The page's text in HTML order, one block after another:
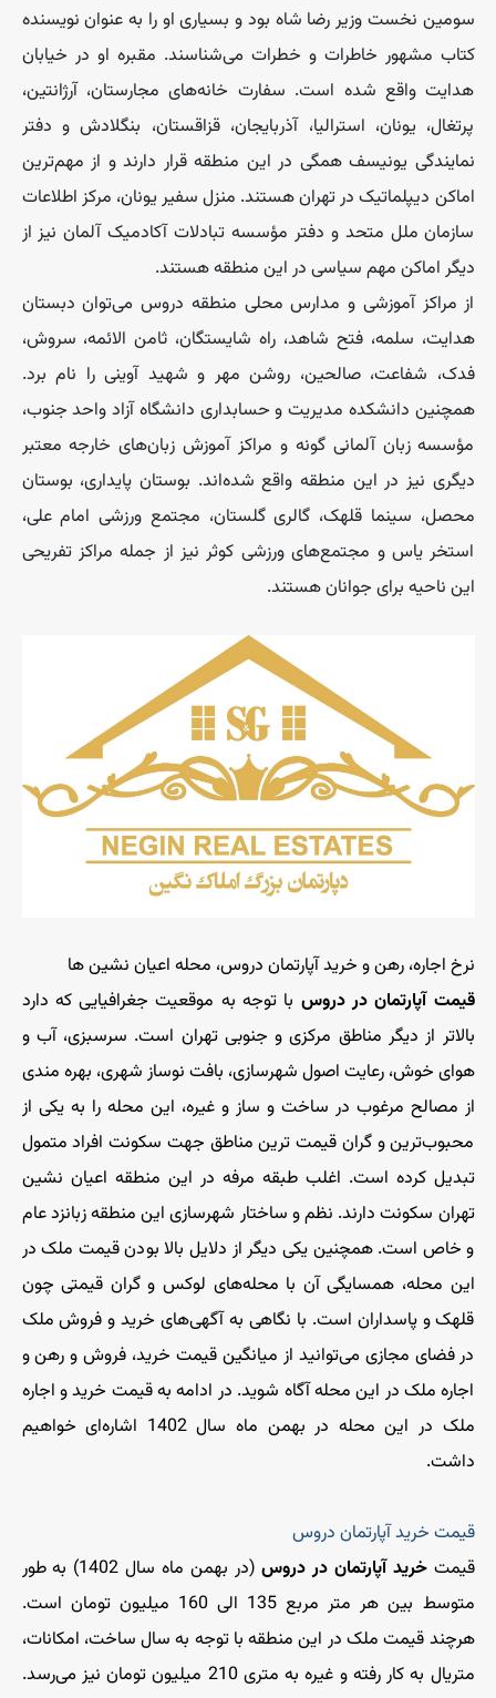
سومین نخست وزیر رضا شاه بود و بسیاری او را به عنوان نویسنده
کتاب مشهور خاطرات و خطرات می‌شناسند. مقبره او در خیابان
هدایت واقع شده است. سفارت خانه‌های مجارستان، آرژانتین،
پرتغال، یونان، استرالیا، آذربایجان، قزاقستان، بنگلادش و دفتر
نمایندگی یونیسف همگی در این منطقه قرار دارند و از مهم‌ترین
اماکن دیپلماتیک در تهران هستند. منزل سفیر یونان، مرکز اطلاعات
سازمان ملل متحد و دفتر مؤسسه تبادلات آکادمیک آلمان نیز از
دیگر اماکن مهم سیاسی در این منطقه هستند.
از مراکز آموزشی و مدارس محلی منطقه دروس می‌توان دبستان
هدایت، سلمه، فتح شاهد، راه شایستگان، ثامن الائمه، سروش،
فدک، شفاعت، صالحین، روشن مهر و شهید آوینی را نام برد.
همچنین دانشکده مدیریت و حسابداری دانشگاه آزاد واحد جنوب،
مؤسسه زبان آلمانی گونه و مراکز آموزش زبان‌های خارجه معتبر
دیگری نیز در این منطقه واقع شده‌اند. بوستان پایداری، بوستان
محصل، سینما قلهک، گالری گلستان، مجتمع ورزشی امام علی،
استخر یاس و مجتمع‌های ورزشی کوثر نیز از جمله مراکز تفریحی
این ناحیه برای جوانان هستند.
نرخ اجاره، رهن و خرید آپارتمان دروس، محله اعیان نشین ها
قیمت آپارتمان در دروس با توجه به موقعیت جغرافیایی که دارد
بالاتر از دیگر مناطق مرکزی و جنوبی تهران است. سرسبزی، آب و
هوای خوش، رعایت اصول شهرسازی، بافت نوساز شهری، بهره مندی
از مصالح مرغوب در ساخت و ساز و غیره، این محله را به یکی از
محبوب‌ترین و گران قیمت ترین مناطق جهت سکونت افراد متمول
تبدیل کرده است. اغلب طبقه مرفه در این منطقه اعیان نشین
تهران سکونت دارند. نظم و ساختار شهرسازی این منطقه زبانزد عام
و خاص است. همچنین یکی دیگر از دلایل بالا بودن قیمت ملک در
این محله، همسایگی آن با محله‌های لوکس و گران قیمتی چون
قلهک و پاسداران است. با نگاهی به آگهی‌های خرید و فروش ملک
در فضای مجازی می‌توانید از میانگین قیمت خرید، فروش و رهن و
اجاره ملک در این محله آگاه شوید. در ادامه به قیمت خرید و اجاره
ملک در این محله در بهمن ماه سال 1402 اشاره‌ای خواهیم
داشت.
قیمت خرید آپارتمان دروس
قیمتخرید آپارتمان در دروس
(در بهمن ماه سال 1402) به طور
متوسط بین هر متر مربع 135 الی 160 میلیون تومان است.
هرچند قیمت ملک در این منطقه با توجه به سال ساخت، امکانات،
متریال به کار رفته و غیره به متری 210 میلیون تومان نیز می‌رسد.